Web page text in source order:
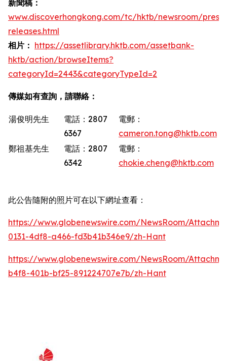
新聞稿：
www.discoverhongkong.com/tc/hktb/newsroom/press-
releases.html
相片： https://assetlibrary.hktb.com/assetbank-
hktb/action/browseItems?
categoryId=2443&categoryTypeId=2
傳媒如有查詢，請聯絡：
湯俊明先生
電話：2807
6367
電郵：
cameron.tong@hktb.com
鄭祖基先生
電話：2807
6342
電郵：
chokie.cheng@hktb.com
此公告隨附的照片可在以下網址查看：
https://www.globenewswire.com/NewsRoom/
0131-4df8-a466-fd3b41b346e9/zh-Hant
https://www.globenewswire.com/NewsRoom/
b4f8-401b-bf25-891224707e7b/zh-Hant